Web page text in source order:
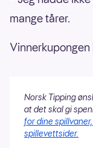
mange tårer.
Norsk Tipping
at det skal gi
for dine
spillevettsider.